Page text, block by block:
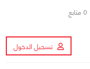
0 متابع
تسجيل الدخول